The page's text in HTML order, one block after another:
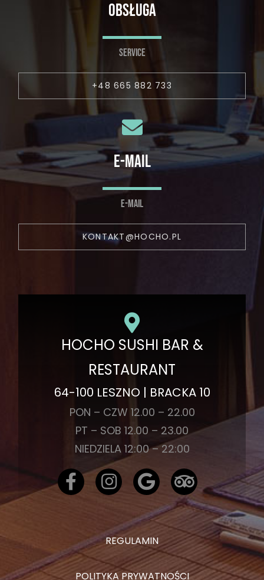
OBSŁUGA
SERVICE
+48 665 882 733
E-MAIL
E-MAIL
KONTAKT@HOCHO.PL
HOCHO SUSHI BAR &
RESTAURANT
64-100 LESZNO | BRACKA 10
PON – CZW 12.00 – 22.00
PT – SOB 12.00 – 23.00
NIEDZIELA 12:00 – 22:00
REGULAMIN
POLITYKA PRYWATNOŚCI